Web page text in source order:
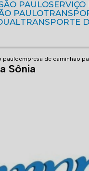
PAULO
PAULO
TRANSPORTE
pauloempresa de caminhao
Sônia